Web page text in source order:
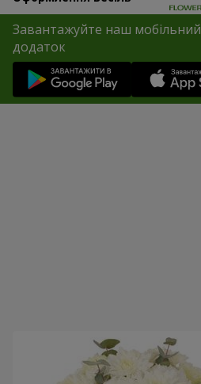
Завантажуйте наш мобільний
додаток